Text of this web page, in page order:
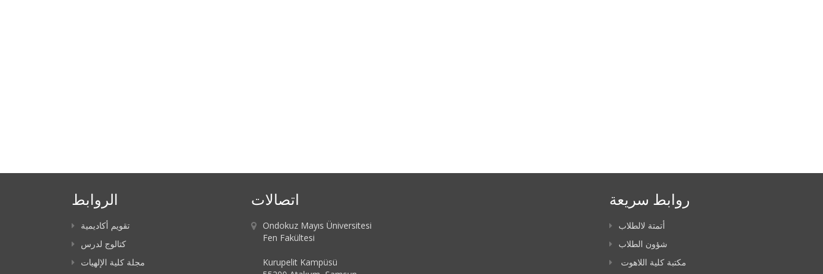
الروابط
تقويم أكاديمية
كتالوج لدرس
مجلة كلية الإلهيات
اتصالات
Ondokuz Mayıs Üniversitesi
Fen Fakültesi
Kurupelit Kampüsü
روابط سريعة
أتمتة لالطلاب
شؤون الطلاب
مكتبة كلية اللاهوت